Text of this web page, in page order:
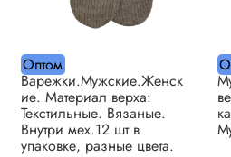
Оптом
Варежки.Мужские.Женск
ие. Материал верха:
Текстильные. Вязаные.
Внутри мех.12 шт в
упаковке, разные цвета.